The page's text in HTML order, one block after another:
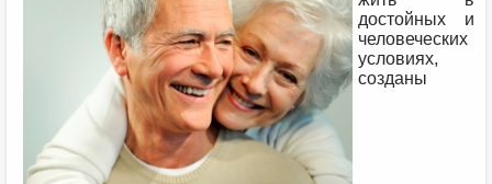
достойных и
человеческих
условиях,
созданы